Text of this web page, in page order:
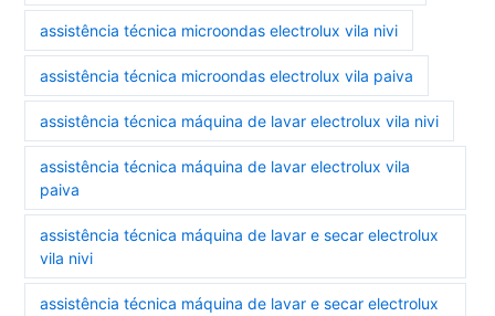
assistência técnica microondas electrolux vila nivi
assistência técnica microondas electrolux vila paiva
assistência técnica máquina de lavar electrolux vila nivi
assistência técnica máquina de lavar electrolux vila
paiva
assistência técnica máquina de lavar e secar electrolux
vila nivi
assistência técnica máquina de lavar e secar electrolux